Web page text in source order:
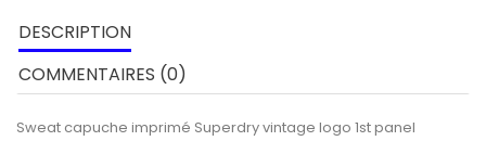
DESCRIPTION
COMMENTAIRES (0)
Sweat capuche imprimé Superdry vintage logo 1st panel